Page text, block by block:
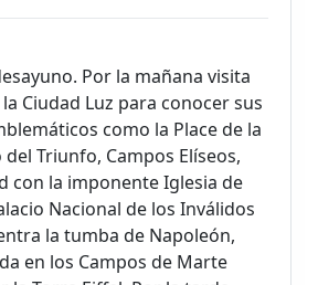
Por la mañana visita
Ciudad Luz para conocer sus
como la Place de la
Triunfo, Campos Elíseos,
con la imponente Iglesia de
Nacional de los Inválidos
la tumba de Napoleón,
en los Campos de Marte